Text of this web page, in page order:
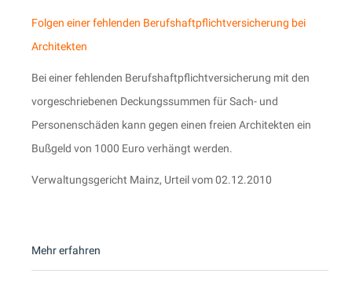
Folgen einer fehlenden Berufshaftpflichtversicherung bei
Architekten
Bei einer fehlenden Berufshaftpflichtversicherung mit den
vorgeschriebenen Deckungssummen für Sach- und
Personenschäden kann gegen einen freien Architekten ein
Bußgeld von 1000 Euro verhängt werden.
Verwaltungsgericht Mainz, Urteil vom 02.12.2010
Mehr erfahren